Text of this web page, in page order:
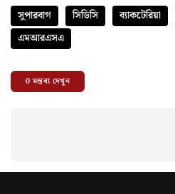
সুপারবাগ সিডিসি ব্যাকটেরিয়া
এমআরএসএ
0মন্তব্য দেখুন